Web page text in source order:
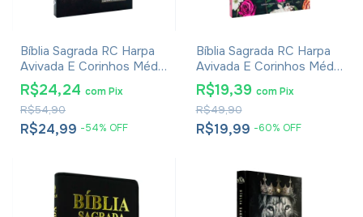
Bíblia Sagrada RC Harpa
Avivada E Corinhos Média
Capa Dura Leão Rei Dos
Reis
R$24,99 -54% OFF
R$54,90
R$24,24 comPix
Bíblia Sagrada RC Harpa
Avivada E Corinhos Média
Capa Dura Floral Pink
R$19,99 -60% OFF
R$49,90
R$19,39 com Pix